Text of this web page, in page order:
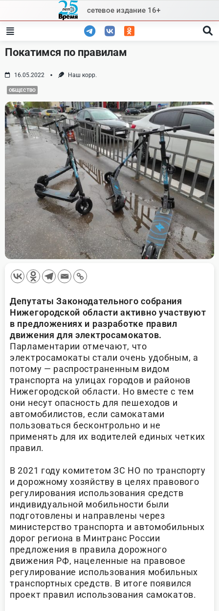
content
сетевое издание 16+
Покатимся по правилам
16.05.2022 Наш корр.
ОБЩЕСТВО
Депутаты Законодательного собрания
Нижегородской области активно участвуют
в предложениях и разработке правил
движения для электросамокатов.
Парламентарии отмечают, что
электросамокаты стали очень удобным, а
потому — распространенным видом
транспорта на улицах городов и районов
Нижегородской области. Но вместе с тем
они несут опасность для пешеходов и
автомобилистов, если самокатами
пользоваться бесконтрольно и не
применять для их водителей единых четких
правил.
В 2021 году комитетом ЗС НО по транспорту
и дорожному хозяйству в целях правового
регулирования использования средств
индивидуальной мобильности были
подготовлены и направлены через
министерство транспорта и автомобильных
дорог региона в Минтранс России
предложения в правила дорожного
движения РФ, нацеленные на правовое
регулирование использования мобильных
транспортных средств. В итоге появился
проект правил использования самокатов.